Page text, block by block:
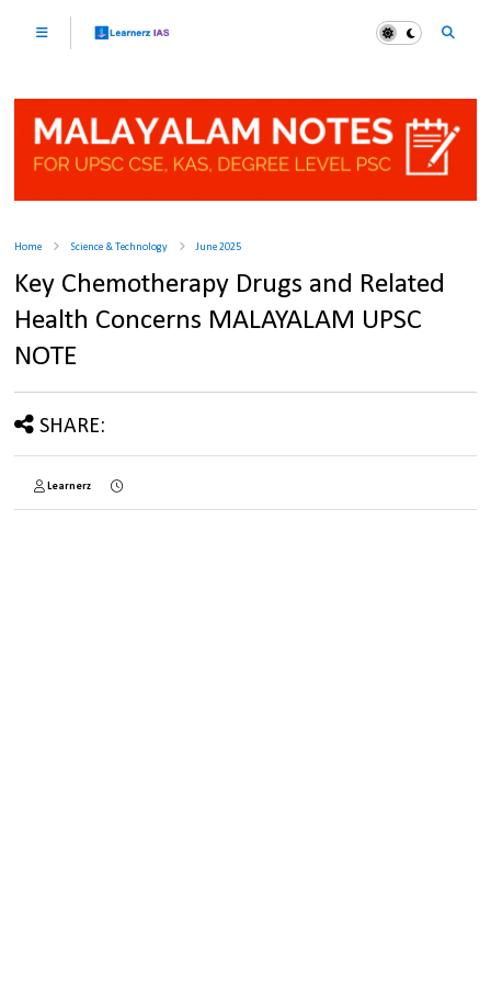
Home Science & Technology June 2025
Key Chemotherapy Drugs and Related
Health Concerns MALAYALAM UPSC
NOTE
SHARE:
Learnerz